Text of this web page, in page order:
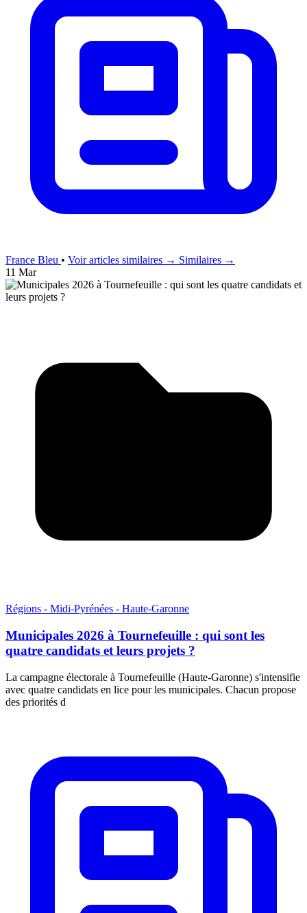
France Bleu • Voir articles similaires → Similaires →
11 Mar
Régions - Midi-Pyrénées - Haute-Garonne
Municipales 2026 à Tournefeuille : qui sont les
quatre candidats et leurs projets ?
La campagne électorale à Tournefeuille (Haute-Garonne) s'intensifie
avec quatre candidats en lice pour les municipales. Chacun propose
des priorités d